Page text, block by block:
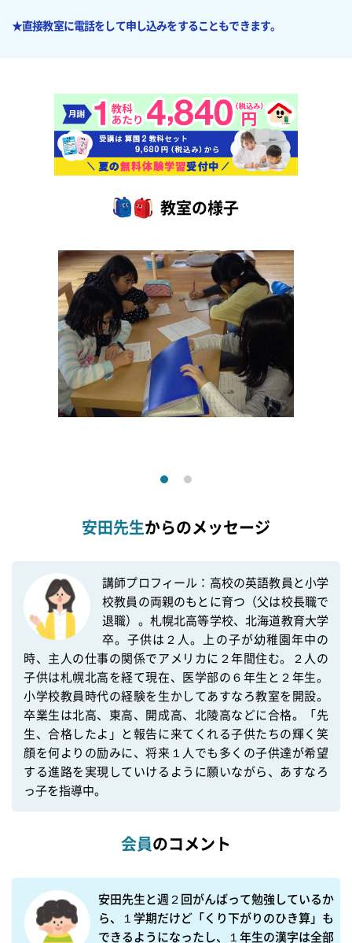
★直接教室に電話をして申し込みをすることもできます。
教室の様子
安田先生からのメッセージ
講師プロフィール：高校の英語教員と小学
校教員の両親のもとに育つ（父は校長職で
退職）。札幌北高等学校、北海道教育大学
卒。子供は２人。上の子が幼稚園年中の
時、主人の仕事の関係でアメリカに２年間住む。２人の
子供は札幌北高を経て現在、医学部の６年生と２年生。
小学校教員時代の経験を生かしてあすなろ教室を開設。
卒業生は北高、東高、開成高、北陵高などに合格。「先
生、合格したよ」と報告に来てくれる子供たちの輝く笑
顔を何よりの励みに、将来１人でも多くの子供達が希望
する進路を実現していけるように願いながら、あすなろ
会員のコメント
安田先生と週２回がんばって勉強しているか
ら、１学期だけど「くり下がりのひき算」も
できるようになったし、１年生の漢字は全部